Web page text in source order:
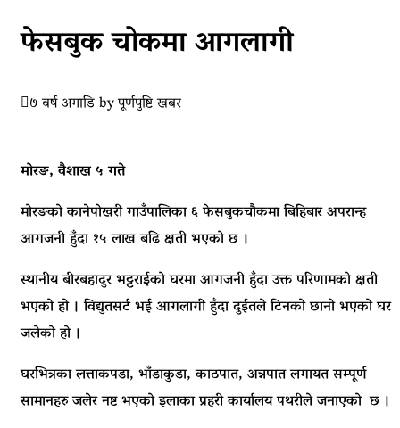
फेसबुक चोकमा आगलागी
७ वर्ष अगाडिbyपूर्णपुष्टि खबर
मोरङ, वैशाख ५ गते
मोरङको कानेपोखरी गाउँपालिका ६ फेसबुकचौकमा बिहिबार अपरान्ह
आगजनी हुँदा १५ लाख बढि क्षती भएको छ ।
स्थानीय बीरबहादुर भट्टराईको घरमा आगजनी हुँदा उक्त परिणामको क्षती
भएको हो । विद्युतसर्ट भई आगलागी हुँदा दुईतले टिनको छानो भएको घर
जलेको हो ।
घरभित्रका लत्ताकपडा, भाँडाकुडा, काठपात, अन्नपात लगायत सम्पूर्ण
सामानहरु जलेर नष्ट भएको इलाका प्रहरी कार्यालय पथरीले जनाएको छ ।